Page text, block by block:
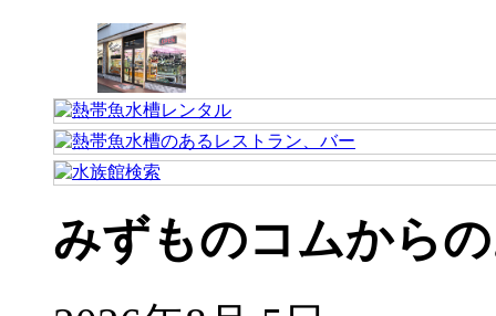
みずものコムから